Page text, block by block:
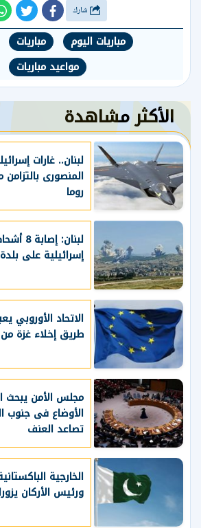
مباريات اليوم مباريات
مواعيد مباريات
الأكثر مشاهدة
لبنان.. غارات
المنصورى
روما
لبنان:
إسرائيلية على
الاتحاد الأوروبي
طريق إخلاء غزة
مجلس الأمن يبحث
الأوضاع فى
تصاعد العنف
الخارجية
ورئيس الأركان